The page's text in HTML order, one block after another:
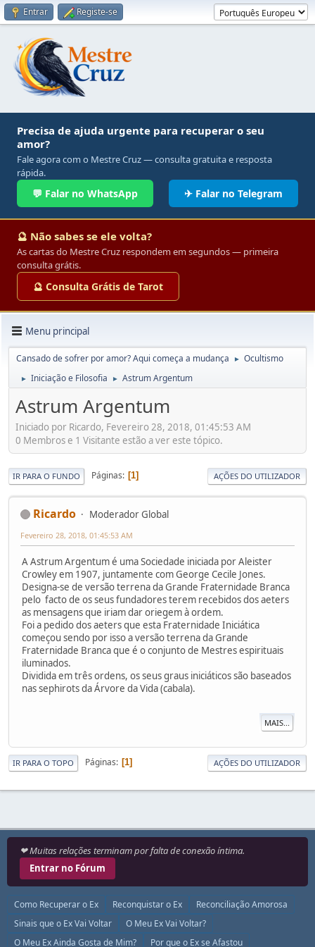
Entrar Registe-se
Precisa de ajuda urgente para recuperar o seu
amor?
Fale agora com o Mestre Cruz — consulta gratuita e resposta
rápida.
💬 Falar no WhatsApp ✈ Falar no Telegram
🔮 Não sabes se ele volta?
As cartas do Mestre Cruz respondem em segundos — primeira
consulta grátis.
🔮 Consulta Grátis de Tarot
Menu principal
Cansado de sofrer por amor? Aqui começa a mudança ► Ocultismo
► Iniciação e Filosofia ► Astrum Argentum
Astrum Argentum
Iniciado por Ricardo, Fevereiro 28, 2018, 01:45:53 AM
0 Membros e 1 Visitante estão a ver este tópico.
IR PARA O FUNDO Páginas 1 AÇÕES DO UTILIZADOR
Ricardo Moderador Global
Fevereiro 28, 2018, 01:45:53 AM
A Astrum Argentum é uma Sociedade iniciada por Aleister
Crowley em 1907, juntamente com George Cecile Jones.
Designa-se de versão terrena da Grande Fraternidade Branca
pelo facto de os seus fundadores terem recebidos dos aeters
as mensagens que iriam dar oriegem à ordem.
Foi a pedido dos aeters que esta Fraternidade Iniciática
começou sendo por isso a versão terrena da Grande
Fraternidade Branca que é o conjunto de Mestres espirituais
iluminados.
Dividida em três ordens, os seus graus iniciáticos são baseados
nas sephirots da Árvore da Vida (cabala).
MAIS...
IR PARA O TOPO Páginas 1 AÇÕES DO UTILIZADOR
❤ Muitas relações terminam por falta de conexão íntima.
Entrar no Fórum
Como Recuperar o Ex Reconquistar o Ex
Reconciliação Amorosa
Sinais que o Ex Vai Voltar
O Meu Ex Vai Voltar?
O Meu Ex Ainda Gosta de Mim?
Por que o Ex se Afastou